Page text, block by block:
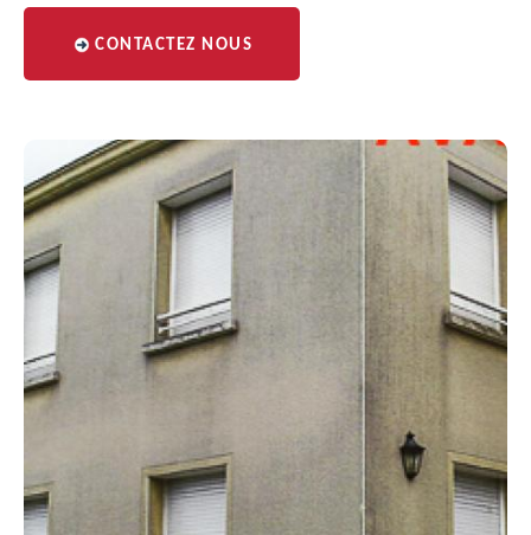
CONTACTEZ NOUS